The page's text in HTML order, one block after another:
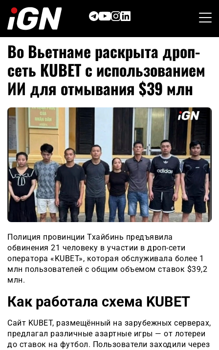
content
Во Вьетнаме раскрыта дроп-
сеть KUBET с использованием
ИИ для отмывания $39 млн
Полиция провинции Тхайбинь предъявила
обвинения 21 человеку в участии в дроп-сети
оператора «KUBET», которая обслуживала более 1
млн пользователей с общим объемом ставок $39,2
млн.
Как работала схема KUBET
Сайт KUBET, размещённый на зарубежных серверах,
предлагал различные азартные игры — от лотереи
до ставок на футбол. Пользователи заходили через